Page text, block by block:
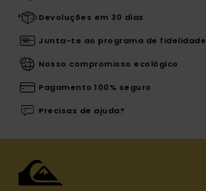
Devoluções em 30 dias
Junta-te ao programa de fidelidade
Nosso compromisso ecológico
Pagamento 100% seguro
Precisas de ajuda?